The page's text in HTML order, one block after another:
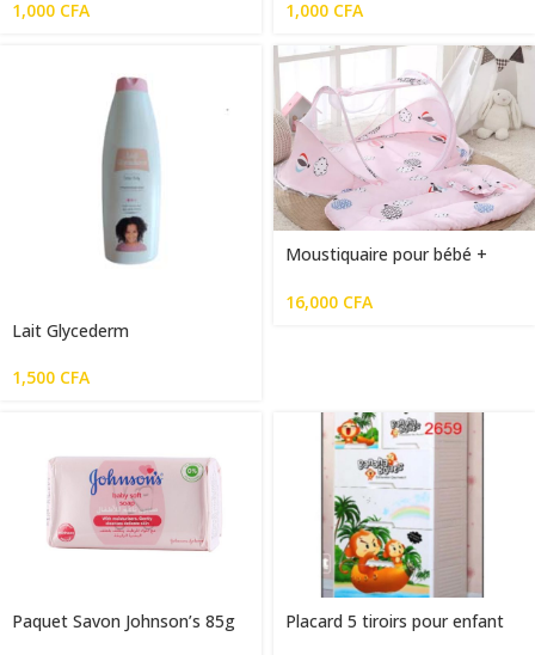
1,000 CFA
1,000 CFA
Lait Glycederm
1,500 CFA
Moustiquaire pour bébé +
16,000 CFA
Paquet Savon Johnson’s 85g
Placard 5 tiroirs pour enfant